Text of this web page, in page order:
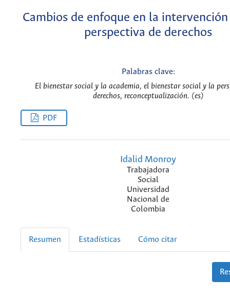
Cambios de enfoque en la
perspectiva de derechos
Palabras clave:
El bienestar social y la academia, el bienestar social y la
derechos, reconceptualización. (es)
PDF
Idalid Monroy
Trabajadora
Social
Universidad
Nacional de
Colombia
Resumen Estadísticas Cómo citar